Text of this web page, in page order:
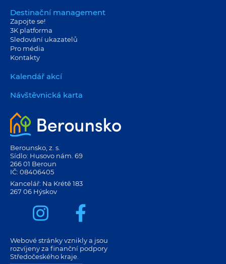
Destinační management
Zapojte se!
3K platforma
Sledování ukazatelů
Pro média
Kontakty
Kalendář akcí
Návštěvnická karta
Berounsko, z. s.
Sídlo: Husovo nám. 69
266 01 Beroun
IČ: 08406405
Kancelář: Na Krétě 183
267 06 Hýskov
Webové stránky vznikly a jsou
rozvíjeny za finanční podpory
Středočeského kraje.